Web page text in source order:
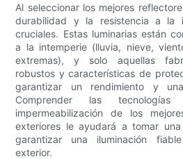
Al seleccionar los mejores
durabilidad y la resistencia a la
cruciales. Estas luminarias están
a la intemperie (lluvia, nieve,
extremas), y solo aquellas
robustos y características de
garantizar un rendimiento y
Comprender las
impermeabilización de los
exteriores le ayudará a tomar
garantizar una iluminación
exterior.